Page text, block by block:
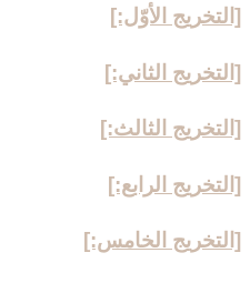
[التخريج الأوّل:]
[التخريج الثاني:]
[التخريج الثالث:]
[التخريج الرابع:]
[التخريج الخامس:]